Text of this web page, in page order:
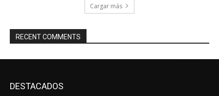
Cargar más
RECENT COMMENTS
DESTACADOS